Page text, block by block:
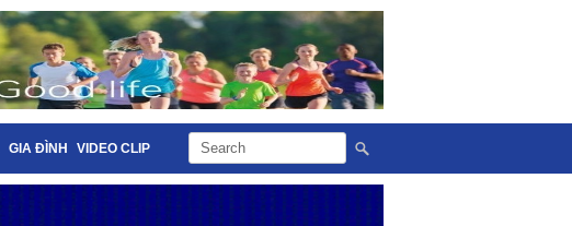
GIA ĐÌNH VIDEO CLIP